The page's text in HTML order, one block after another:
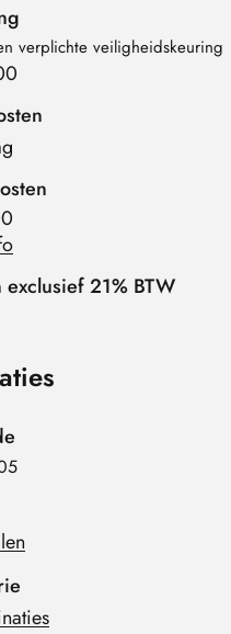
verplichte veiligheidskeuring
21% BTW